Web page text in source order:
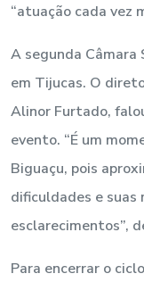
“atuação cada vez
A segunda
em Tijucas. O
Alinor Furtado,
evento. “É um
Biguaçu, pois
dificuldades e suas
esclarecimentos”,
Para encerrar o